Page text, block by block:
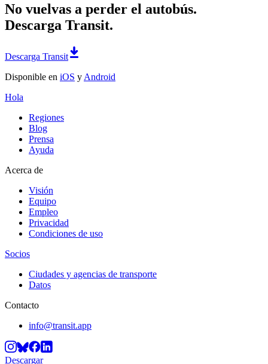
No vuelvas a perder el autobús.
Descarga Transit.
Descarga Transit
Disponible en iOS y Android
Hola
Regiones
Blog
Prensa
Ayuda
Acerca de
Visión
Equipo
Empleo
Privacidad
Condiciones de uso
Socios
Ciudades y agencias de transporte
Datos
Contacto
info@transit.app
Descargar